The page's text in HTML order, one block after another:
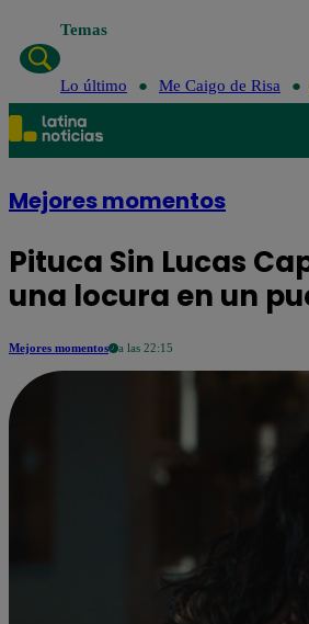
Temas
Lo último Me Caigo de Risa
Mejores momentos
Pituca Sin Lucas
una locura en un
Mejores momentos a las 22:15